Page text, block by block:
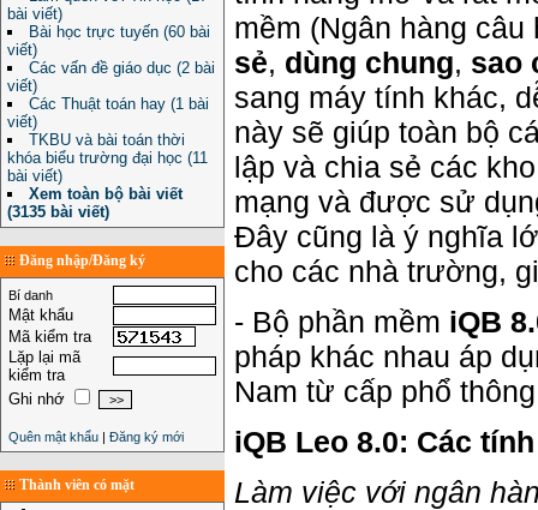
bài viết)
Bài học trực tuyến (60 bài
viết)
Các vấn đề giáo dục (2 bài
viết)
Các Thuật toán hay (1 bài
viết)
TKBU và bài toán thời
khóa biểu trường đại học (11
bài viết)
Xem toàn bộ bài viết
(3135 bài viết)
Đăng nhập/Đăng ký
Bí danh
Mật khẩu
Mã kiểm tra
Lặp lại mã
kiểm tra
Ghi nhớ
Quên mật khẩu | Đăng ký mới
Thành viên có mặt
mềm (Ngân hàng
sẻ, dùng chung, sao
sang máy tính khác,
này sẽ giúp toàn bộ
lập và chia sẻ các
mạng và được sử
Đây cũng là ý nghĩa
cho các nhà trường,
- Bộ phần mềm iQB
pháp khác nhau áp
Nam từ cấp phổ
iQB Leo 8.0: Các
Làm việc với ngân